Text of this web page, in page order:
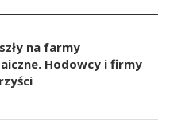
na farmy
Hodowcy i firmy